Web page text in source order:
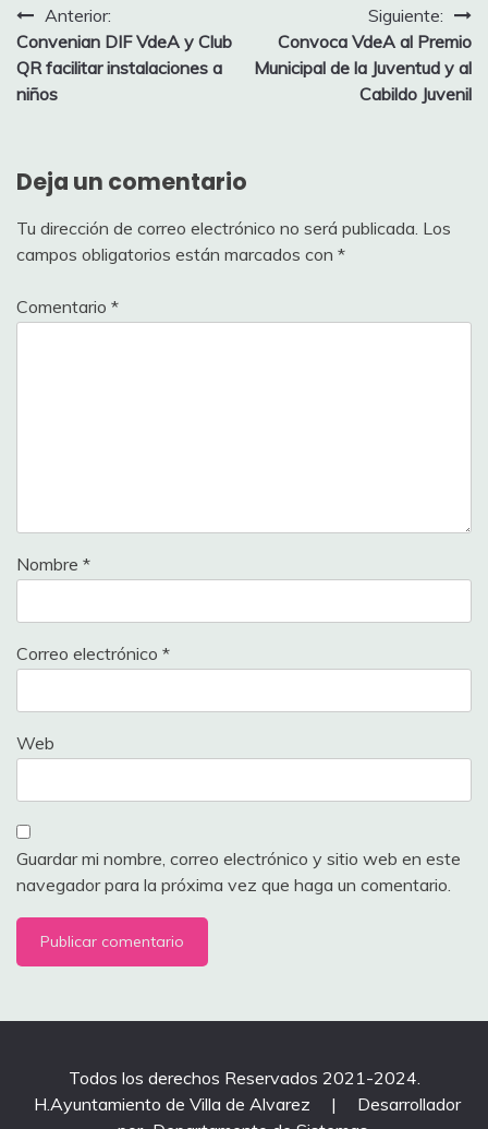
Navegación
de
entradas
Anterior:
‎Convenian DIF VdeA y Club
QR facilitar instalaciones a
niños
Siguiente:
Convoca VdeA al Premio
Municipal de la Juventud y al
Cabildo Juvenil
Deja un comentario
Tu dirección de correo electrónico no será publicada. Los
campos obligatorios están marcados con *
Comentario *
Nombre *
Correo electrónico *
Web
Guardar mi nombre, correo electrónico y sitio web en este
navegador para la próxima vez que haga un comentario.
Todos los derechos Reservados 2021-2024.
H.Ayuntamiento de Villa de Alvarez
|
Desarrollador